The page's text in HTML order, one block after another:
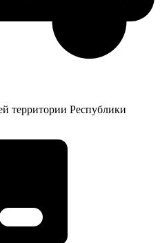
территории Республики